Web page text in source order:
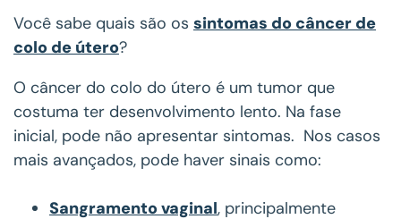
Você sabe quais são os sintomas do câncer de
colo de útero?
O câncer do colo do útero é um tumor que
costuma ter desenvolvimento lento. Na fase
inicial, pode não apresentar sintomas. Nos casos
mais avançados, pode haver sinais como:
Sangramento vaginal, principalmente